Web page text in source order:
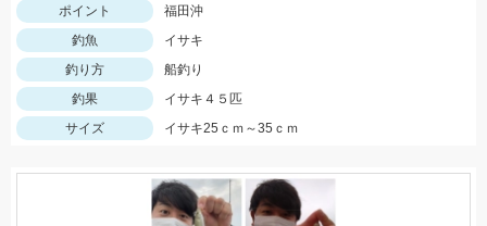
ポイント
福田沖
釣魚
イサキ
釣り方
船釣り
釣果
イサキ４５匹
サイズ
イサキ25ｃｍ～35ｃｍ